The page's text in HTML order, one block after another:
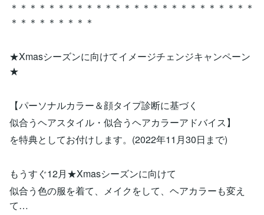
＊＊＊＊＊＊＊＊＊＊＊＊＊＊＊＊＊＊＊＊＊＊＊＊＊＊
＊＊＊＊＊＊＊＊＊
★Xmasシーズンに向けてイメージチェンジキャンペーン
★
【パーソナルカラー＆顔タイプ診断に基づく
似合うヘアスタイル・似合うヘアカラーアドバイス】
を特典としてお付けします。(2022年11月30日まで)
もうすぐ12月★Xmasシーズンに向けて
似合う色の服を着て、メイクをして、ヘアカラーも変え
て…